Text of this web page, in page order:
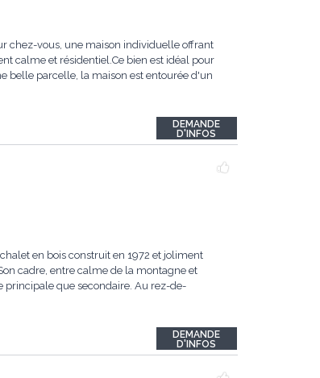
chez-vous, une maison individuelle offrant
calme et résidentiel.Ce bien est idéal pour
belle parcelle, la maison est entourée d'un
DEMANDE
D'INFOS
en bois construit en 1972 et joliment
cadre, entre calme de la montagne et
principale que secondaire. Au rez-de-
DEMANDE
D'INFOS